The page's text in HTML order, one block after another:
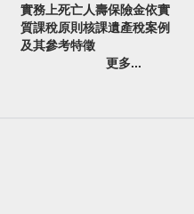
實務上死亡人壽保險金依實
質課稅原則核課遺產稅案例
及其參考特徵
更多...